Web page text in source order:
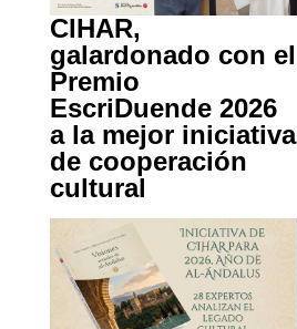
CIHAR,
galardonado con el
Premio
EscriDuende 2026
a la mejor iniciativa
de cooperación
cultural